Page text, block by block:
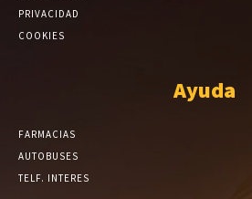
PRIVACIDAD
COOKIES
Ayuda
FARMACIAS
AUTOBUSES
TELF. INTERES